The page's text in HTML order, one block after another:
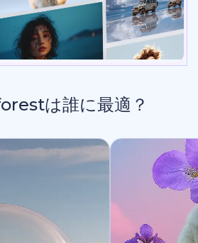
は誰に最適？